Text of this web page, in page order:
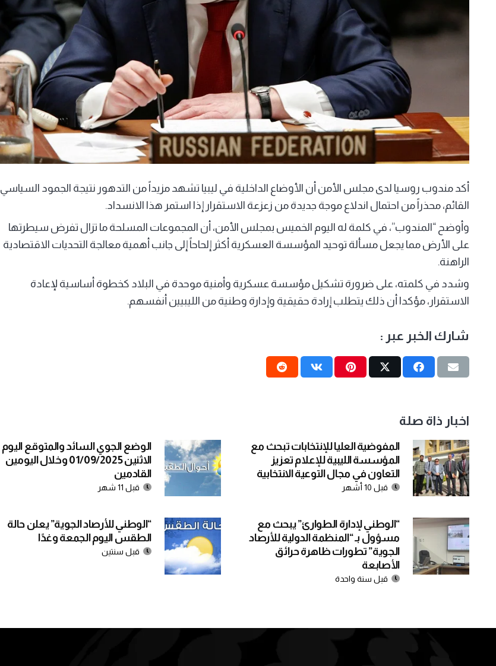
أكد مندوب روسيا لدى مجلس الأمن أن الأوضاع الداخلية في ليبيا تشهد مزيداً من التدهور نتيجة الجمود السياسي
القائم، محذراً من احتمال اندلاع موجة جديدة من زعزعة الاستقرار إذا استمر هذا الانسداد.
وأوضح “المندوب”، في كلمة له اليوم الخميس بمجلس الأمن، أن المجموعات المسلحة ما تزال تفرض سيطرتها
على الأرض مما يجعل مسألة توحيد المؤسسة العسكرية أكثر إلحاحاً إلى جانب أهمية معالجة التحديات الاقتصادية
الراهنة.
وشدد في كلمته، على ضرورة تشكيل مؤسسة عسكرية وأمنية موحدة في البلاد كخطوة أساسية لإعادة
الاستقرار، مؤكدا أن ذلك يتطلب إرادة حقيقية وإدارة وطنية من الليبيين أنفسهم.
شارك الخبر عبر :
اخبار ذاة صلة
المفوضية العليا للإنتخابات تبحث مع
المؤسسة الليبية للإعلام تعزيز
التعاون في مجال التوعية الانتخابية
قبل 10 أشهر
الوضع الجوي السائد والمتوقع اليوم
الاثنين 01/09/2025 وخلال اليومين
القادمين
قبل 11 شهر
“الوطني لإدارة الطوارئ” يبحث مع
مسؤول بـ “المنظمة الدولية للأرصاد
الجوية” تطورات ظاهرة حرائق
الأصابعة
قبل سنة واحدة
“الوطني للأرصاد الجوية” يعلن حالة
الطقس اليوم الجمعة وغدًا
قبل سنتين